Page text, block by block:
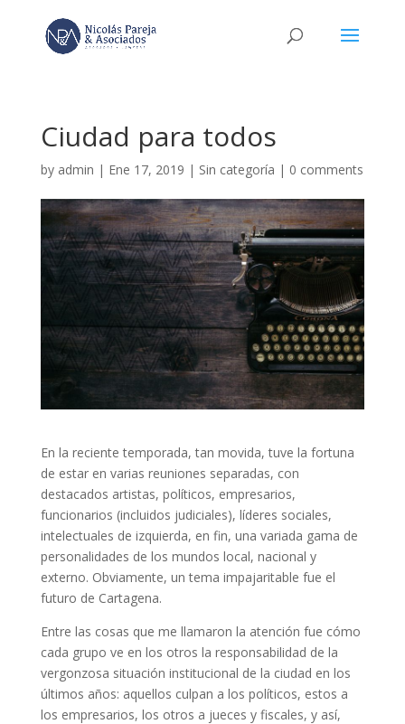
Ciudad para todos
by admin | Ene 17, 2019 | Sin categoría | 0 comments
En la reciente temporada, tan movida, tuve la fortuna
de estar en varias reuniones separadas, con
destacados artistas, políticos, empresarios,
funcionarios (incluidos judiciales), líderes sociales,
intelectuales de izquierda, en fin, una variada gama de
personalidades de los mundos local, nacional y
externo. Obviamente, un tema impajaritable fue el
futuro de Cartagena.
Entre las cosas que me llamaron la atención fue cómo
cada grupo ve en los otros la responsabilidad de la
vergonzosa situación institucional de la ciudad en los
últimos años: aquellos culpan a los políticos, estos a
los empresarios, los otros a jueces y fiscales, y así,